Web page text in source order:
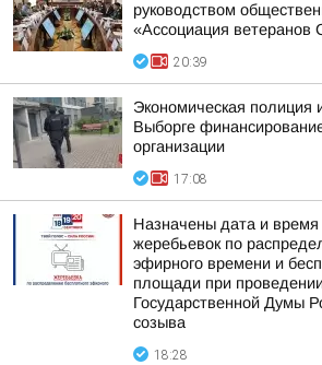
руководством
«Ассоциация ветеранов
20:39
Экономическая
Выборге
организации
17:08
Назначены дата и время
жеребьевок по
эфирного времени и
площади при
Государственной Думы
созыва
18:28